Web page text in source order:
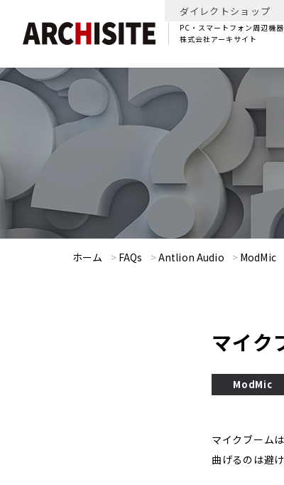
PC・スマートフォン周辺機
株式会社アーキサイト
ダイレクトショップ
ホーム > FAQs >Antlion Audio > ModMic
マイク
ModMic
マイクブーム
曲げるのは避